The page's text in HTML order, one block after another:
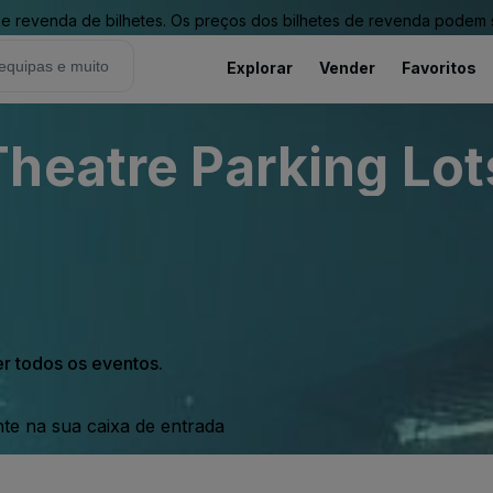
revenda de bilhetes. Os preços dos bilhetes de revenda
Explorar Vender Favoritos
Parking
todos os eventos.
na sua caixa de entrada